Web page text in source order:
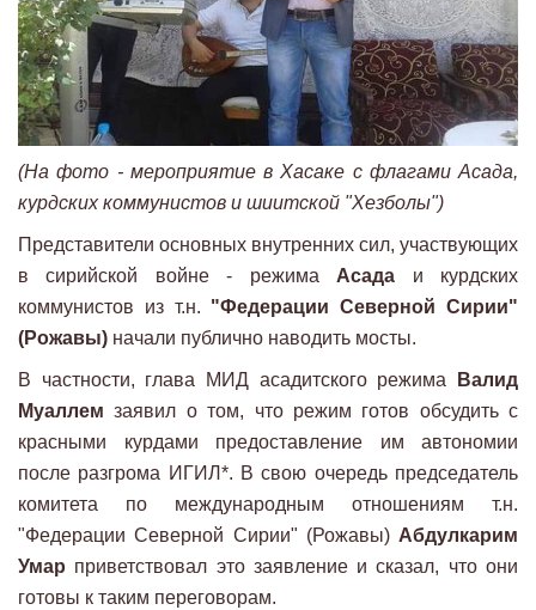
(На фото - мероприятие в Хасаке с флагами Асада,
курдских коммунистов и шиитской "Хезболы")
Представители основных внутренних сил, участвующих
в сирийской войне - режима Асада и курдских
коммунистов из т.н. "Федерации Северной Сирии"
(Рожавы) начали публично наводить мосты.
В частности, глава МИД асадитского режима
Валид
Муаллем заявил о том, что режим готов обсудить с
красными курдами предоставление им автономии
после разгрома ИГИЛ*. В свою очередь председатель
комитета по международным отношениям т.н.
"Федерации Северной Сирии" (Рожавы) Абдулкарим
Умар приветствовал это заявление и сказал, что они
готовы к таким переговорам.